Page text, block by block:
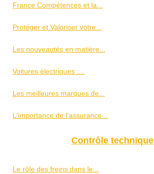
France Compétences et la...
Protéger et Valoriser votre...
Les nouveautés en matière...
Voitures électriques :...
Les meilleures marques de...
L'importance de l'assurance...
Contrôle technique
Le rôle des freins dans le...